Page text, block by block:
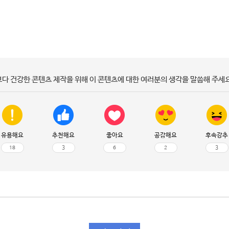
다 건강한 콘텐츠 제작을 위해 이 콘텐츠에 대한 여러분의 생각을 말씀해 주세
유용해요
18
추천해요
3
좋아요
6
공감해요
2
후속강추
3